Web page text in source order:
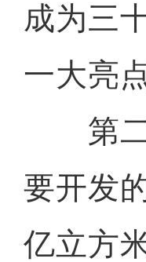
成为三
一大亮
第二
要开发
亿立方